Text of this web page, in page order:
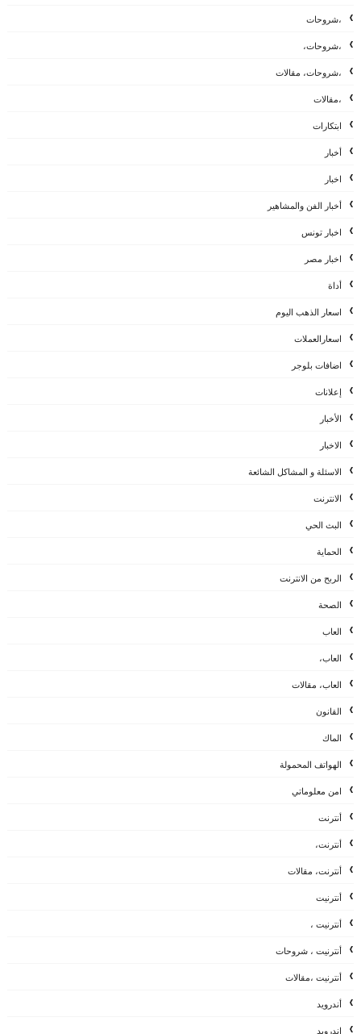
،شروحات
،شروحات،
،شروحات، مقالات
،مقالات
ابتكارات
أخبار
اخبار
أخبار الفن والمشاهير
اخبار تونس
اخبار مصر
أداة
اسعار الذهب اليوم
اسعارالعملات
اضافات بلوجر
إعلانات
الأخبار
الاخبار
الاسئلة و المشاكل الشائعة
الانترنت
البث الحي
الحماية
الربح من الانترنت
الصحة
العاب
العاب،
العاب، مقالات
القانون
الماك
الهواتف المحمولة
امن معلوماتي
أنترنت
أنترنت،
أنترنت، مقالات
أنترنيت
أنترنيت ،
أنترنيت ، شروحات
أنترنيت ،مقالات
أندرويد
اندرويد